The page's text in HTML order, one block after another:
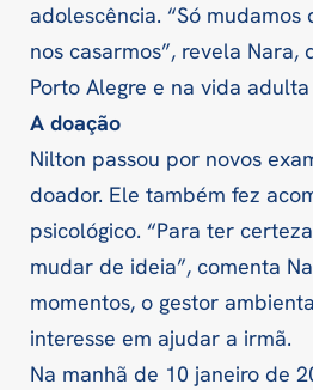
adolescência. “Só mudamos
nos casarmos”, revela Nara,
Porto Alegre e na vida
A doação
Nilton passou por novos
doador. Ele também fez
psicológico. “Para ter
mudar de ideia”, comenta
momentos, o gestor
interesse em ajudar a irmã.
Na manhã de 10 janeiro de